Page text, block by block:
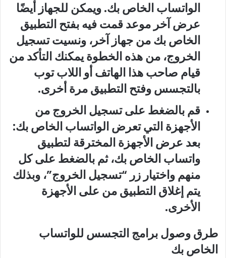
الواتساب الخاص بك. ويمكن للجهاز أيضًا
عرض آخر موعد قمت فيه بفتح التطبيق
الخاص بك من جهاز آخر، ونسيت تسجيل
الخروج، من هذه الخطوة يمكنك التأكد من
قيام صاحب هذا الهاتف أو اللاب توب
بالتجسس وفتح التطبيق مرة أخرى.
قم بالضغط على تسجيل الخروج من
الأجهزة التي تعرض الواتساب الخاص بك:
بعد عرض الأجهزة المخترقة لتطبيق
واتساب الخاص بك، ثم بالضغط على كل
منهم واختيار زر “تسجيل الخروج”، وبذلك
يتم إغلاق التطبيق من على الأجهزة
الأخرى.
طرق وصول برامج التجسس للواتساب
الخاص بك